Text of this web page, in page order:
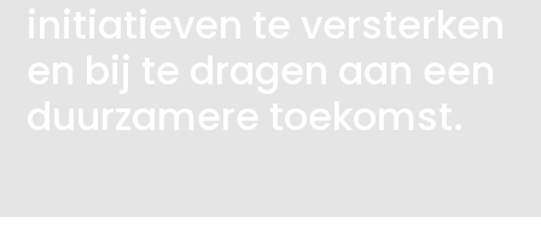
initiatieven te versterken
en bij te dragen aan een
duurzamere toekomst.